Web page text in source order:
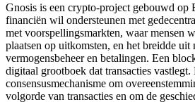
Gnosis is een crypto-project gebouwd op
financiën wil ondersteunen met
met voorspellingsmarkten, waar mensen
plaatsen op uitkomsten, en het breidde uit
vermogensbeheer en betalingen. Een
digitaal grootboek dat transacties vastlegt.
consensusmechanisme om
volgorde van transacties en om de